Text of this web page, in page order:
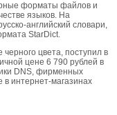
форматы файлов и
языков. На
английский словари,
StarDict.
цвета, поступил в
цене 6 790 рублей в
DNS, фирменных
в интернет-магазинах